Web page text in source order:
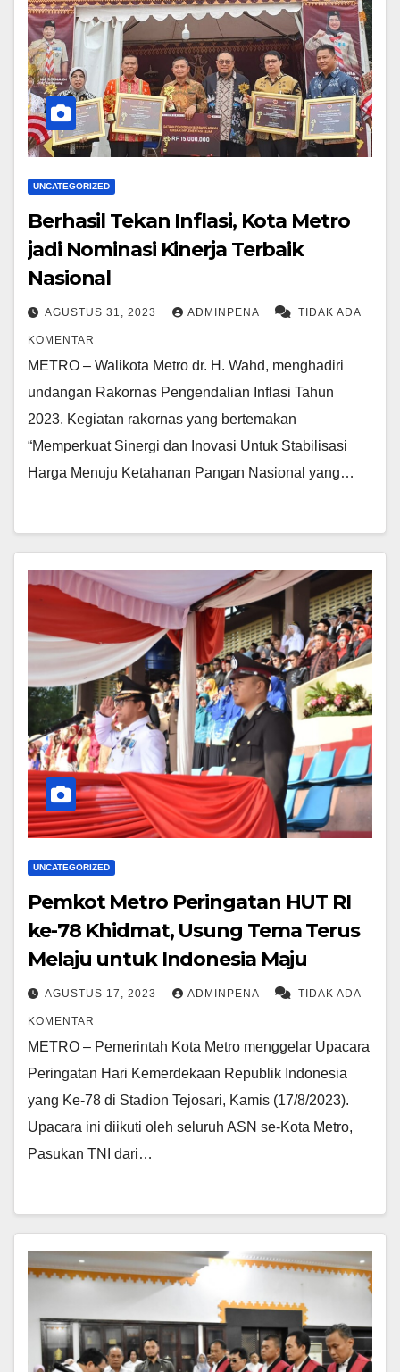
UNCATEGORIZED
Berhasil Tekan Inflasi, Kota Metro
jadi Nominasi Kinerja Terbaik
Nasional
AGUSTUS 31, 2023 ADMINPENA TIDAK ADA
KOMENTAR
METRO – Walikota Metro dr. H. Wahd, menghadiri
undangan Rakornas Pengendalian Inflasi Tahun
2023. Kegiatan rakornas yang bertemakan
“Memperkuat Sinergi dan Inovasi Untuk Stabilisasi
Harga Menuju Ketahanan Pangan Nasional yang…
UNCATEGORIZED
Pemkot Metro Peringatan HUT RI
ke-78 Khidmat, Usung Tema Terus
Melaju untuk Indonesia Maju
AGUSTUS 17, 2023 ADMINPENA TIDAK ADA
KOMENTAR
METRO – Pemerintah Kota Metro menggelar Upacara
Peringatan Hari Kemerdekaan Republik Indonesia
yang Ke-78 di Stadion Tejosari, Kamis (17/8/2023).
Upacara ini diikuti oleh seluruh ASN se-Kota Metro,
Pasukan TNI dari…